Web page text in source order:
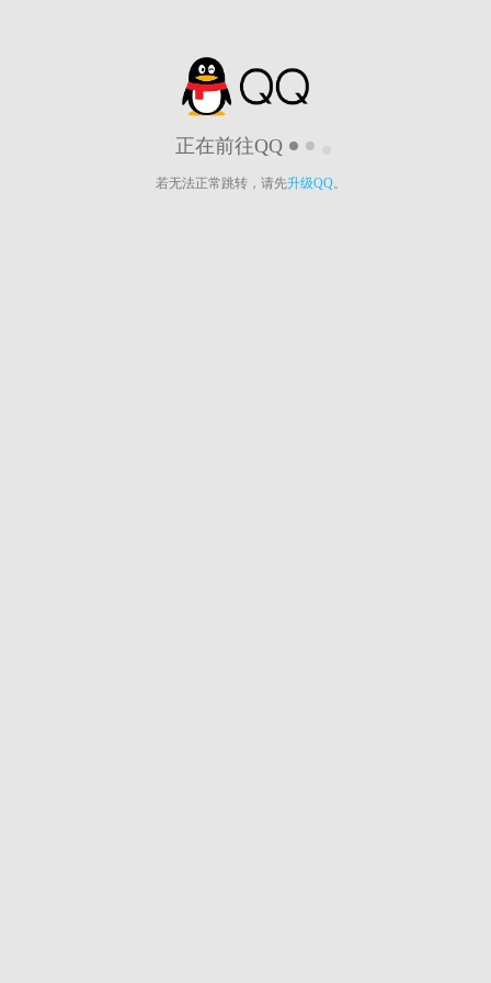
正在前往QQ
若无法正常跳转，请先升级QQ。